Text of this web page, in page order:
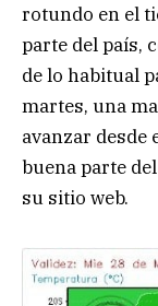
rotundo en el
parte del país,
de lo habitual
martes, una
avanzar desde
buena parte
su sitio web.